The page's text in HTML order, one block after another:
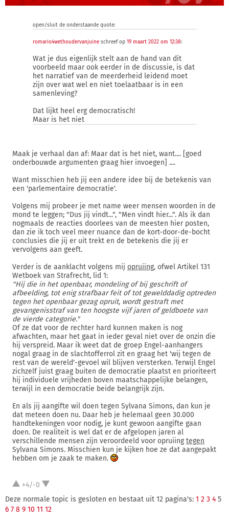
open/sluit de onderstaande quote:
romario4wethoudervanjuine schreef op 19 maart 2022 om 12:38:
Wat je dus eigenlijk stelt aan de hand van dit
voorbeeld maar ook eerder in de discussie, is dat
het narratief van de meerderheid leidend moet
zijn over wat wel en niet toelaatbaar is in een
samenleving?
Dat lijkt heel erg democratisch!
Maar is het niet
Maak je verhaal dan af: Maar dat is het niet, want.... [goed
onderbouwde argumenten graag hier invoegen] ....
Want misschien heb jij een andere idee bij de betekenis van
een 'parlementaire democratie'.
Volgens mij probeer je met name weer mensen woorden in de
mond te leggen; "Dus jij vindt...", "Men vindt hier...". Als ik dan
nogmaals de reacties doorlees van de meesten hier posten,
dan zie ik toch veel meer nuance dan de kort-door-de-bocht
conclusies die jij er uit trekt en de betekenis die jij er
vervolgens aan geeft.
Verder is de aanklacht volgens mij opruiing, ofwel Artikel 131
Wetboek van Strafrecht, lid 1:
"Hij die in het openbaar, mondeling of bij geschrift of
afbeelding, tot enig strafbaar feit of tot gewelddadig optreden
tegen het openbaar gezag opruit, wordt gestraft met
gevangenisstraf van ten hoogste vijf jaren of geldboete van
de vierde categorie."
Of ze dat voor de rechter hard kunnen maken is nog
afwachten, maar het gaat in ieder geval niet over de onzin die
hij verspreid. Maar ik weet dat de groep Engel-aanhangers
nogal graag in de slachtofferrol zit en graag het 'wij tegen de
rest van de wereld'-gevoel wil blijven versterken. Terwijl Engel
zichzelf juist graag buiten de democratie plaatst en prioriteert
hij individuele vrijheden boven maatschappelijke belangen,
terwijl in een democratie beide belangrijk zijn.
En als jij aangifte wil doen tegen Sylvana Simons, dan kun je
dat meteen doen nu. Daar heb je helemaal geen 30.000
handtekeningen voor nodig, je kunt gewoon aangifte gaan
doen. De realiteit is wel dat er de afgelopen jaren al
verschillende mensen zijn veroordeeld voor opruiing tegen
Sylvana Simons. Misschien kun je kijken hoe ze dat aangepakt
hebben om je zaak te maken.
+4/-0
Deze normale topic is gesloten en bestaat uit 12 pagina's: 1 2 3 4 5
6 7 8 9 10 11 12